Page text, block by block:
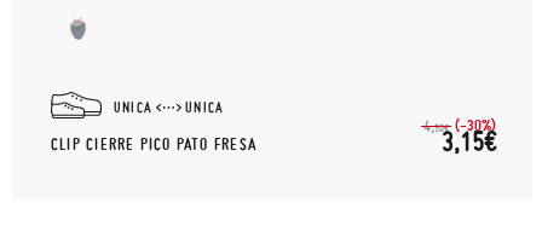
UNICA UNICA
CLIP CIERRE PICO PATO FRESA
4,50€ (-30%)
3,15€